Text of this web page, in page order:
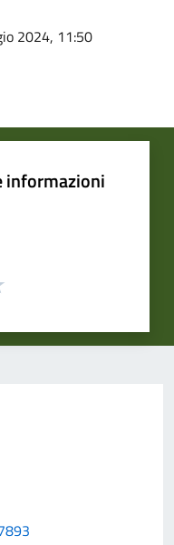
2024, 11:50
informazioni